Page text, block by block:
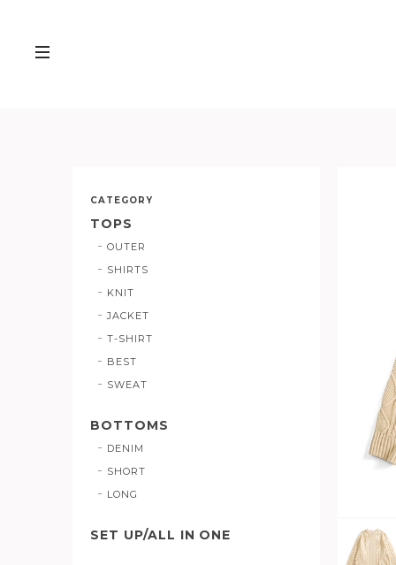
CATEGORY
TOPS
OUTER
SHIRTS
KNIT
JACKET
T-SHIRT
BEST
SWEAT
BOTTOMS
DENIM
SHORT
LONG
SET UP/ALL IN ONE